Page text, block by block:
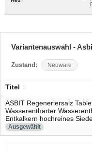
Variantenauswahl -
Zustand: Neuware
Titel
ASBIT Regeneriersalz
Wasserenthärter
Entkalkern hochreines
Ausgewählt